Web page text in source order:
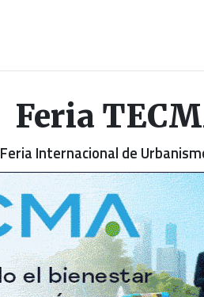
Feria
Feria Internacional de